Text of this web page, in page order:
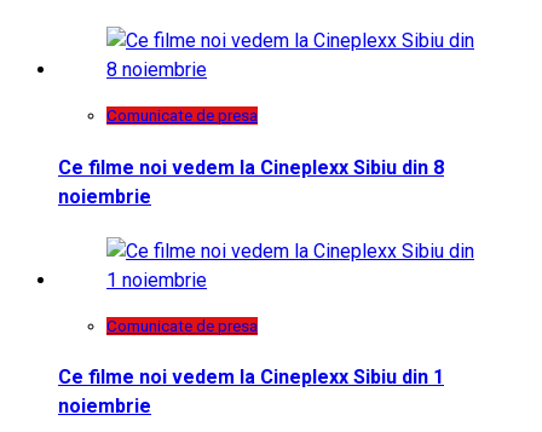
Comunicate de presa
Ce filme noi vedem la Cineplexx Sibiu din 8
noiembrie
Comunicate de presa
Ce filme noi vedem la Cineplexx Sibiu din 1
noiembrie